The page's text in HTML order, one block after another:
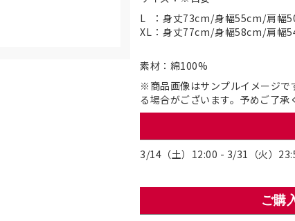
L
： 身丈73cm/身幅55cm/肩幅
XL ： 身丈77cm/身幅58cm/肩幅
素材：綿100%
※商品画像はサンプルイメージで
る場合がございます。予めご了承
3/14（土）12:00 - 3/31（火）
ご購